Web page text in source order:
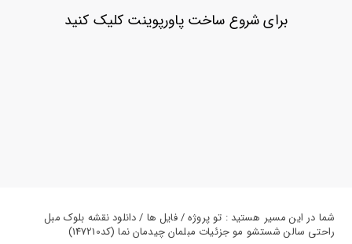
بازیابی
برای شروع ساخت پاورپوینت کلیک کنید
شما در این مسیر هستید : تو پروژه / فایل ها / دانلود نقشه بلوک مبل
راحتی سالن شستشو مو جزئیات مبلمان چیدمان نما (کد147210)